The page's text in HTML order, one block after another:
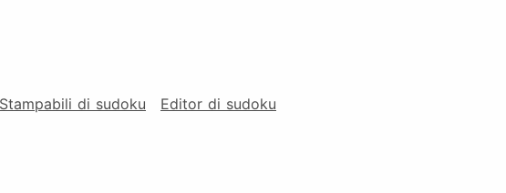
Stampabili di sudoku Editor di sudoku